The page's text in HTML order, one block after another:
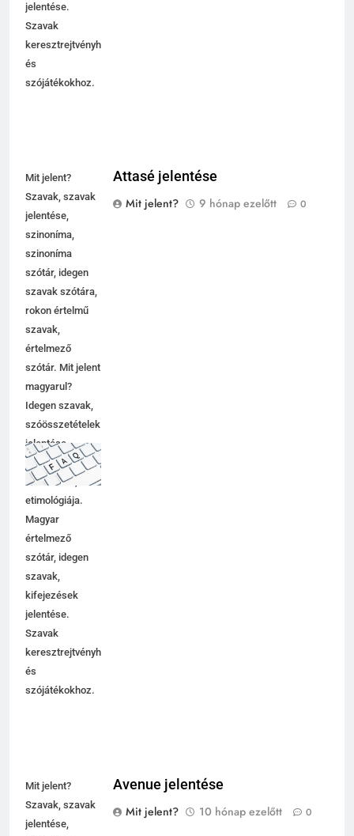
jelentése.
Szavak
keresztrejtvényhez
és
szójátékokhoz.
Mit jelent?
Szavak, szavak
jelentése,
szinoníma,
szinoníma
szótár, idegen
szavak szótára,
rokon értelmű
szavak,
értelmező
szótár. Mit jelent
magyarul?
Idegen szavak,
szóösszetételek
jelentése,
magyarázata,
használata,
etimológiája.
Magyar
értelmező
szótár, idegen
szavak,
kifejezések
jelentése.
Szavak
keresztrejtvényhez
és
szójátékokhoz.
Attasé jelentése
Mit jelent?
9 hónap ezelőtt 0
Mit jelent?
Szavak, szavak
jelentése,
Avenue jelentése
Mit jelent?
10 hónap ezelőtt 0